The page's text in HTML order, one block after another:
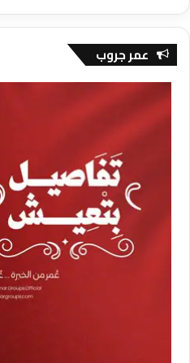
عمر جروب